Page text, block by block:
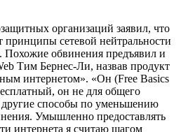
организаций заявил, что
принципы сетевой нейтральности
Похожие обвинения предъявил и
Тим Бернес-Ли, назвав продукт
интернетом». «Он (Free Basics
он не для общего
способы по уменьшению
Умышленно предоставлять
интернета я считаю шагом